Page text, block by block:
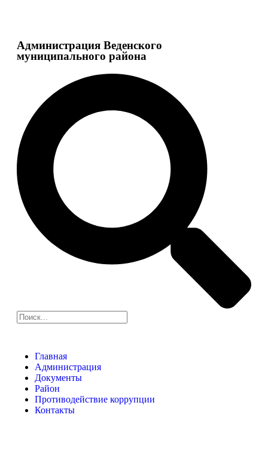
Администрация Веденского
муниципального района
Главная
Администрация
Документы
Район
Противодействие коррупции
Контакты